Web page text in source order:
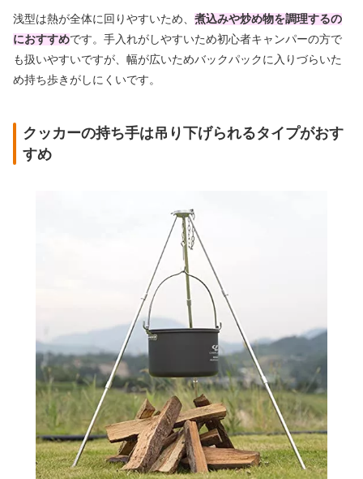
浅型は熱が全体に回りやすいため、 煮込みや炒め物を調理するの
におすすめです。手入れがしやすいため初心者キャンパーの方で
も扱いやすいですが、幅が広いためバックパックに入りづらいた
め持ち歩きがしにくいです。
クッカーの持ち手は吊り下げられるタイプがおす
すめ